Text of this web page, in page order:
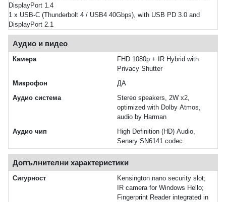
DisplayPort 1.4
1 x USB-C (Thunderbolt 4 / USB4 40Gbps), with USB PD 3.0 and
DisplayPort 2.1
Аудио и видео
Камера
FHD 1080p + IR Hybrid with
Privacy Shutter
Микрофон
ДА
Аудио система
Stereo speakers, 2W x2,
optimized with Dolby Atmos,
audio by Harman
Аудио чип
High Definition (HD) Audio,
Senary SN6141 codec
Допълнителни характеристики
Сигурност
Kensington nano security slot;
IR camera for Windows Hello;
Fingerprint Reader integrated in